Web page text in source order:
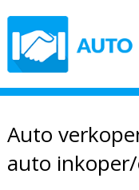
Auto
auto